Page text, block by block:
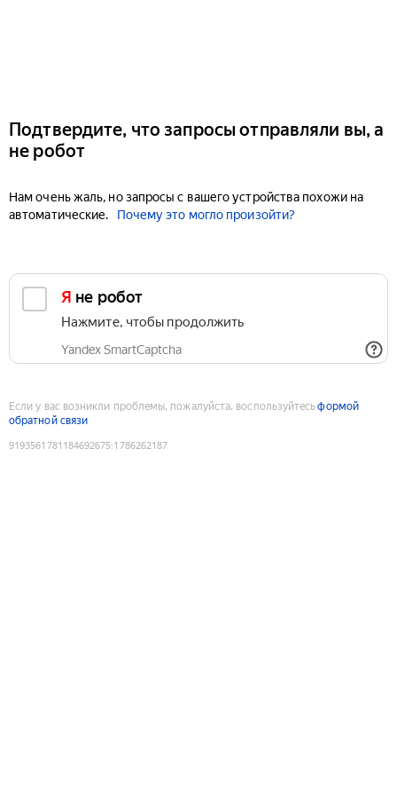
Подтвердите, что запросы отправляли вы, а
не робот
Нам очень жаль, но запросы с вашего устройства похожи на
автоматические.
Почему это могло произойти?
Я не робот
Нажмите, чтобы продолжить
Yandex SmartCaptcha
Если у вас возникли проблемы, пожалуйста, воспользуйтесьформой
обратной связи
9193561781184692675:1786262187